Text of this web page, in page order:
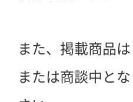
また、掲載商品
または商談中と